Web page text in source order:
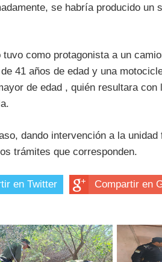
se habría producido un
como protagonista a un
41 años de edad y una
de edad , quién resultara con
dando intervención a la
trámites que corresponden.
en Twitter Compartir en